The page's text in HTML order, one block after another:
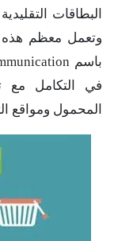
البطاقات
وتعمل معظم هذه
في التكامل مع
المحمول ومواقع